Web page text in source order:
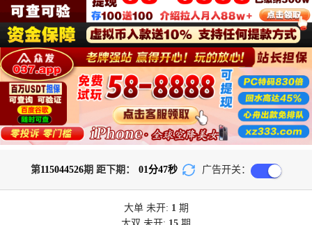
第115044526期 距下期： 01 分47秒 广告开关：
大单 未开: 1期